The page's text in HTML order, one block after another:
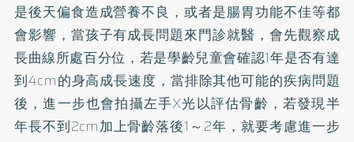
是後天偏食造成營養不良，或者是腸胃功能不佳等都
會影響，當孩子有成長問題來門診就醫，會先觀察成
長曲線所處百分位，若是學齡兒童會確認1年是否有達
到4cm的身高成長速度，當排除其他可能的疾病問題
後，進一步也會拍攝左手X光以評估骨齡，若發現半
年長不到2cm加上骨齡落後1～2年，就要考慮進一步